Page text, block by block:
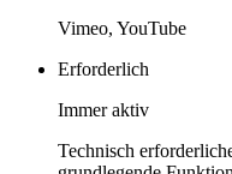
Vimeo, YouTube
Erforderlich
Immer aktiv
Technisch